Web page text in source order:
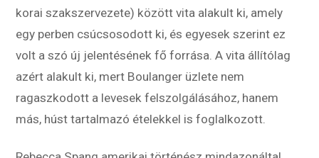
korai szakszervezete) között vita alakult ki, amely
egy perben csúcsosodott ki, és egyesek szerint ez
volt a szó új jelentésének fő forrása. A vita állítólag
azért alakult ki, mert Boulanger üzlete nem
ragaszkodott a levesek felszolgálásához, hanem
más, húst tartalmazó ételekkel is foglalkozott.